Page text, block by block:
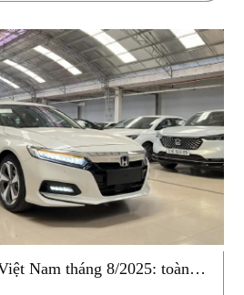
Nam tháng 8/2025: toàn